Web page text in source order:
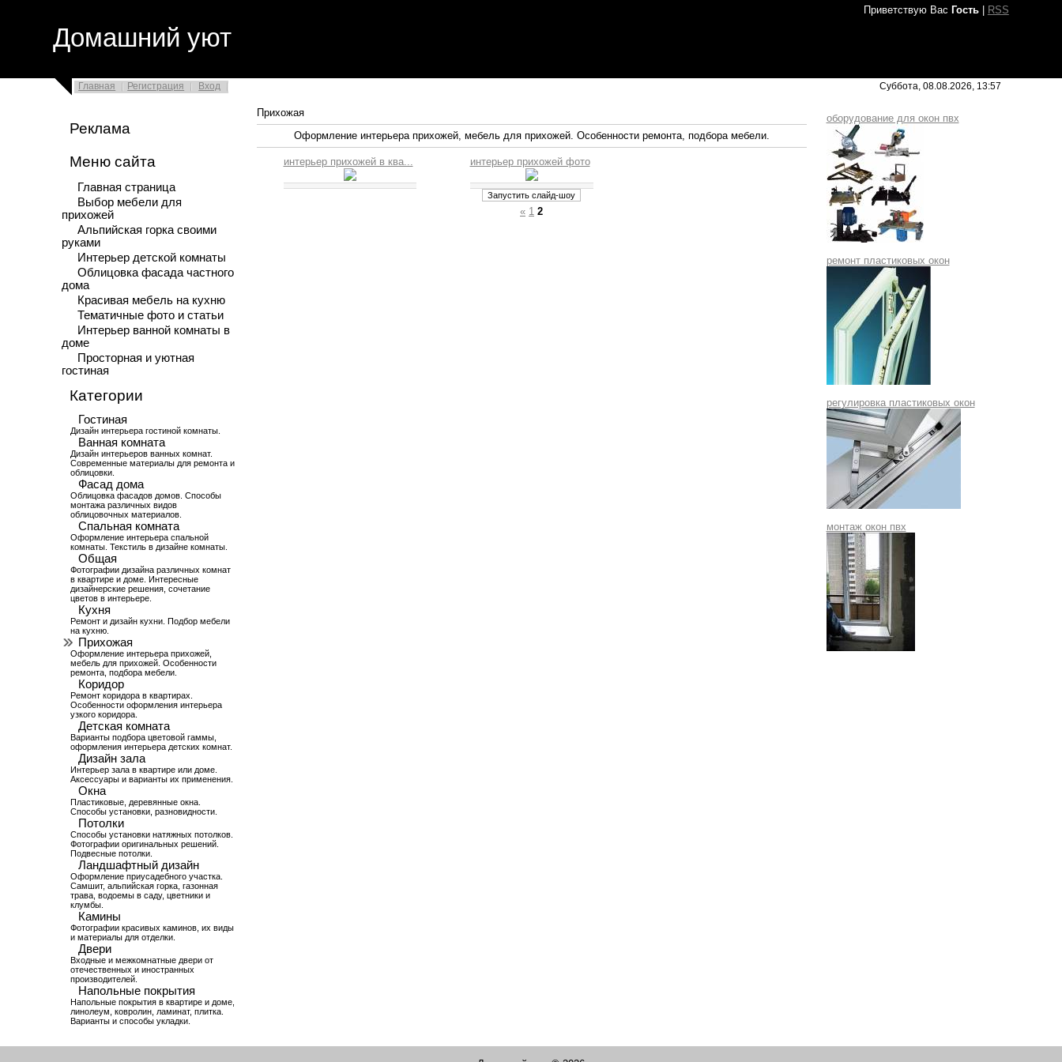
Приветствую Вас Гость| RSS
Домашний уют
Главная Регистрация Вход Суббота, 08.08.2026, 13:57
Реклама
Меню сайта
Главная страница
Выбор мебели для
прихожей
Альпийская горка своими
руками
Интерьер детской комнаты
Облицовка фасада частного
дома
Красивая мебель на кухню
Тематичные фото и статьи
Интерьер ванной комнаты в
доме
Просторная и уютная
гостиная
Категории
Гостиная
Дизайн интерьера гостиной комнаты.
Ванная комната
Дизайн интерьеров ванных комнат.
Современные материалы для ремонта и
облицовки.
Фасад дома
Облицовка фасадов домов. Способы
монтажа различных видов
облицовочных материалов.
Спальная комната
Оформление интерьера спальной
комнаты. Текстиль в дизайне комнаты.
Общая
Фотографии дизайна различных комнат
в квартире и доме. Интересные
дизайнерские решения, сочетание
цветов в интерьере.
Кухня
Ремонт и дизайн кухни. Подбор мебели
на кухню.
Прихожая
Оформление интерьера прихожей,
мебель для прихожей. Особенности
ремонта, подбора мебели.
Коридор
Ремонт коридора в квартирах.
Особенности оформления интерьера
узкого коридора.
Детская комната
Варианты подбора цветовой гаммы,
оформления интерьера детских комнат.
Дизайн зала
Интерьер зала в квартире или доме.
Аксессуары и варианты их применения.
Окна
Пластиковые, деревянные окна.
Способы установки, разновидности.
Потолки
Способы установки натяжных потолков.
Фотографии оригинальных решений.
Подвесные потолки.
Ландшафтный дизайн
Оформление приусадебного участка.
Самшит, альпийская горка, газонная
трава, водоемы в саду, цветники и
клумбы.
Камины
Фотографии красивых каминов, их виды
и материалы для отделки.
Двери
Входные и межкомнатные двери от
отечественных и иностранных
производителей.
Напольные покрытия
Напольные покрытия в квартире и доме,
линолеум, ковролин, ламинат, плитка.
Варианты и способы укладки.
Прихожая
Оформление интерьера прихожей, мебель для прихожей. Особенности ремонта, подбора мебели.
интерьер прихожей в ква... интерьер прихожей фото
« 1 2
оборудование для окон пвх
ремонт пластиковых окон
регулировка пластиковых окон
монтаж окон пвх